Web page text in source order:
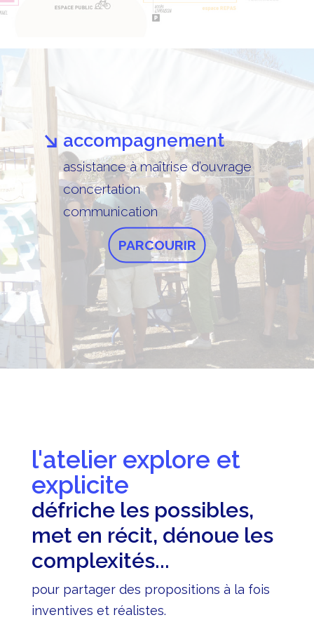
accompagnement
assistance à maîtrise d’ouvrage
concertation
communication
PARCOURIR
l'atelier explore et
explicite
défriche les possibles,
met en récit, dénoue les
complexités...
pour partager des propositions à la fois
inventives et réalistes.